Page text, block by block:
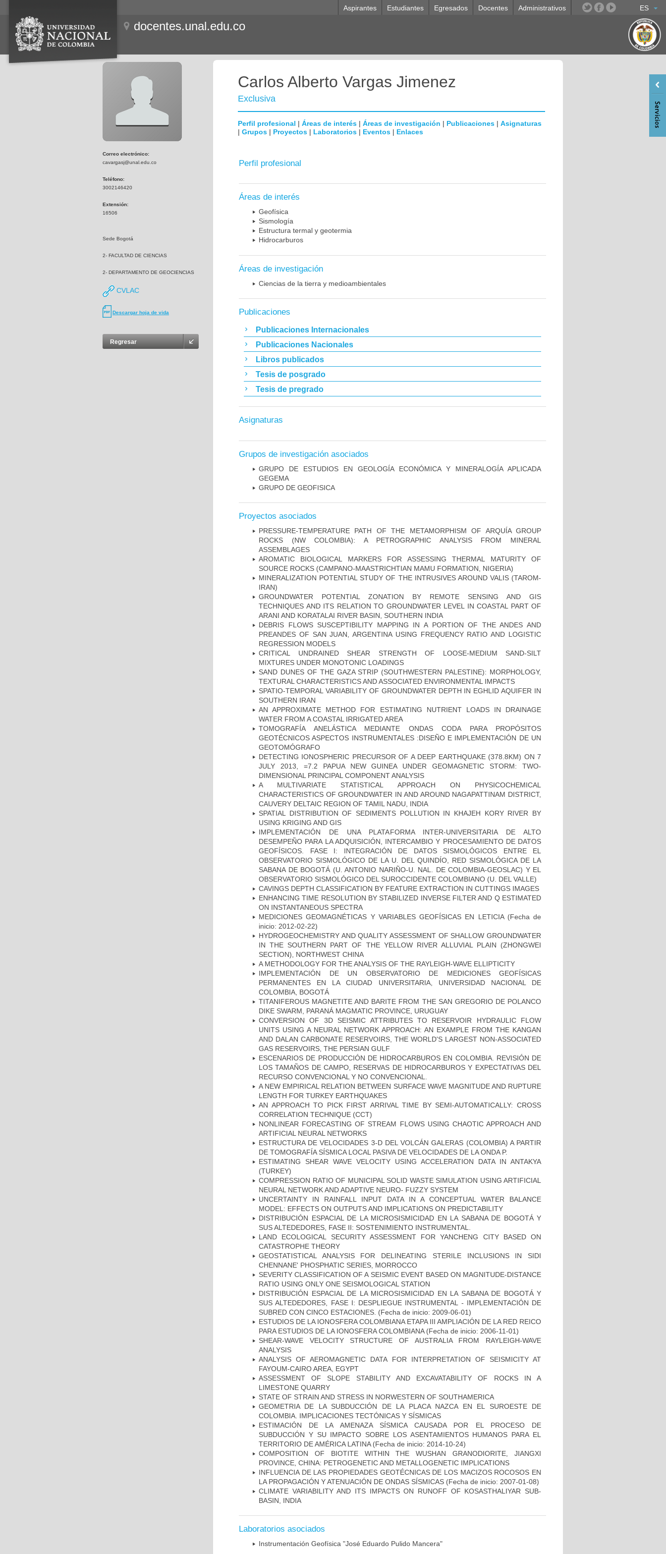
ES
Aspirantes Estudiantes Egresados Docentes Administrativos
docentes.unal.edu.co
Correo electrónico:
cavargasj@unal.edu.co
Teléfono:
3002146420
Extensión:
16506
Sede Bogotá
2- FACULTAD DE CIENCIAS
2- DEPARTAMENTO DE GEOCIENCIAS
CVLAC
Descargar hoja de vida
Regresar
Carlos Alberto Vargas Jimenez
Exclusiva
Perfil profesional | Áreas de interés | Áreas de investigación | Publicaciones | Asignaturas
| Grupos | Proyectos | Laboratorios | Eventos | Enlaces
Perfil profesional
Áreas de interés
Geofísica
Sismología
Estructura termal y geotermia
Hidrocarburos
Áreas de investigación
Ciencias de la tierra y medioambientales
Publicaciones
Publicaciones Internacionales
Publicaciones Nacionales
Libros publicados
Tesis de posgrado
Tesis de pregrado
Asignaturas
Grupos de investigación asociados
GRUPO DE ESTUDIOS EN GEOLOGÍA ECONÓMICA Y MINERALOGÍA APLICADA
GEGEMA
GRUPO DE GEOFISICA
Proyectos asociados
PRESSURE-TEMPERATURE PATH OF THE METAMORPHISM OF ARQUÍA GROUP
ROCKS (NW COLOMBIA): A PETROGRAPHIC ANALYSIS FROM MINERAL
ASSEMBLAGES
AROMATIC BIOLOGICAL MARKERS FOR ASSESSING THERMAL MATURITY OF
SOURCE ROCKS (CAMPANO-MAASTRICHTIAN MAMU FORMATION, NIGERIA)
MINERALIZATION POTENTIAL STUDY OF THE INTRUSIVES AROUND VALIS (TAROM-
IRAN)
GROUNDWATER POTENTIAL ZONATION BY REMOTE SENSING AND GIS
TECHNIQUES AND ITS RELATION TO GROUNDWATER LEVEL IN COASTAL PART OF
ARANI AND KORATALAI RIVER BASIN, SOUTHERN INDIA
DEBRIS FLOWS SUSCEPTIBILITY MAPPING IN A PORTION OF THE ANDES AND
PREANDES OF SAN JUAN, ARGENTINA USING FREQUENCY RATIO AND LOGISTIC
REGRESSION MODELS
CRITICAL UNDRAINED SHEAR STRENGTH OF LOOSE-MEDIUM SAND-SILT
MIXTURES UNDER MONOTONIC LOADINGS
SAND DUNES OF THE GAZA STRIP (SOUTHWESTERN PALESTINE): MORPHOLOGY,
TEXTURAL CHARACTERISTICS AND ASSOCIATED ENVIRONMENTAL IMPACTS
SPATIO-TEMPORAL VARIABILITY OF GROUNDWATER DEPTH IN EGHLID AQUIFER IN
SOUTHERN IRAN
AN APPROXIMATE METHOD FOR ESTIMATING NUTRIENT LOADS IN DRAINAGE
WATER FROM A COASTAL IRRIGATED AREA
TOMOGRAFÍA ANELÁSTICA MEDIANTE ONDAS CODA PARA PROPÓSITOS
GEOTÉCNICOS ASPECTOS INSTRUMENTALES :DISEÑO E IMPLEMENTACIÓN DE UN
GEOTOMÓGRAFO
DETECTING IONOSPHERIC PRECURSOR OF A DEEP EARTHQUAKE (378.8KM) ON 7
JULY 2013, =7.2 PAPUA NEW GUINEA UNDER GEOMAGNETIC STORM: TWO-
DIMENSIONAL PRINCIPAL COMPONENT ANALYSIS
A MULTIVARIATE STATISTICAL APPROACH ON PHYSICOCHEMICAL
CHARACTERISTICS OF GROUNDWATER IN AND AROUND NAGAPATTINAM DISTRICT,
CAUVERY DELTAIC REGION OF TAMIL NADU, INDIA
SPATIAL DISTRIBUTION OF SEDIMENTS POLLUTION IN KHAJEH KORY RIVER BY
USING KRIGING AND GIS
IMPLEMENTACIÓN DE UNA PLATAFORMA INTER-UNIVERSITARIA DE ALTO
DESEMPEÑO PARA LA ADQUISICIÓN, INTERCAMBIO Y PROCESAMIENTO DE DATOS
GEOFÍSICOS. FASE I: INTEGRACIÓN DE DATOS SISMOLÓGICOS ENTRE EL
OBSERVATORIO SISMOLÓGICO DE LA U. DEL QUINDÍO, RED SISMOLÓGICA DE LA
SABANA DE BOGOTÁ (U. ANTONIO NARIÑO-U. NAL. DE COLOMBIA-GEOSLAC) Y EL
OBSERVATORIO SISMOLÓGICO DEL SUROCCIDENTE COLOMBIANO (U. DEL VALLE)
CAVINGS DEPTH CLASSIFICATION BY FEATURE EXTRACTION IN CUTTINGS IMAGES
ENHANCING TIME RESOLUTION BY STABILIZED INVERSE FILTER AND Q ESTIMATED
ON INSTANTANEOUS SPECTRA
MEDICIONES GEOMAGNÉTICAS Y VARIABLES GEOFÍSICAS EN LETICIA (Fecha de
inicio: 2012-02-22)
HYDROGEOCHEMISTRY AND QUALITY ASSESSMENT OF SHALLOW GROUNDWATER
IN THE SOUTHERN PART OF THE YELLOW RIVER ALLUVIAL PLAIN (ZHONGWEI
SECTION), NORTHWEST CHINA
A METHODOLOGY FOR THE ANALYSIS OF THE RAYLEIGH-WAVE ELLIPTICITY
IMPLEMENTACIÓN DE UN OBSERVATORIO DE MEDICIONES GEOFÍSICAS
PERMANENTES EN LA CIUDAD UNIVERSITARIA, UNIVERSIDAD NACIONAL DE
COLOMBIA, BOGOTÁ
TITANIFEROUS MAGNETITE AND BARITE FROM THE SAN GREGORIO DE POLANCO
DIKE SWARM, PARANÁ MAGMATIC PROVINCE, URUGUAY
CONVERSION OF 3D SEISMIC ATTRIBUTES TO RESERVOIR HYDRAULIC FLOW
UNITS USING A NEURAL NETWORK APPROACH: AN EXAMPLE FROM THE KANGAN
AND DALAN CARBONATE RESERVOIRS, THE WORLD'S LARGEST NON-ASSOCIATED
GAS RESERVOIRS, THE PERSIAN GULF
ESCENARIOS DE PRODUCCIÓN DE HIDROCARBUROS EN COLOMBIA. REVISIÓN DE
LOS TAMAÑOS DE CAMPO, RESERVAS DE HIDROCARBUROS Y EXPECTATIVAS DEL
RECURSO CONVENCIONAL Y NO CONVENCIONAL.
A NEW EMPIRICAL RELATION BETWEEN SURFACE WAVE MAGNITUDE AND RUPTURE
LENGTH FOR TURKEY EARTHQUAKES
AN APPROACH TO PICK FIRST ARRIVAL TIME BY SEMI-AUTOMATICALLY: CROSS
CORRELATION TECHNIQUE (CCT)
NONLINEAR FORECASTING OF STREAM FLOWS USING CHAOTIC APPROACH AND
ARTIFICIAL NEURAL NETWORKS
ESTRUCTURA DE VELOCIDADES 3-D DEL VOLCÁN GALERAS (COLOMBIA) A PARTIR
DE TOMOGRAFÍA SÍSMICA LOCAL PASIVA DE VELOCIDADES DE LA ONDA P.
ESTIMATING SHEAR WAVE VELOCITY USING ACCELERATION DATA IN ANTAKYA
(TURKEY)
COMPRESSION RATIO OF MUNICIPAL SOLID WASTE SIMULATION USING ARTIFICIAL
NEURAL NETWORK AND ADAPTIVE NEURO- FUZZY SYSTEM
UNCERTAINTY IN RAINFALL INPUT DATA IN A CONCEPTUAL WATER BALANCE
MODEL: EFFECTS ON OUTPUTS AND IMPLICATIONS ON PREDICTABILITY
DISTRIBUCIÓN ESPACIAL DE LA MICROSISMICIDAD EN LA SABANA DE BOGOTÁ Y
SUS ALTEDEDORES, FASE II: SOSTENIMIENTO INSTRUMENTAL.
LAND ECOLOGICAL SECURITY ASSESSMENT FOR YANCHENG CITY BASED ON
CATASTROPHE THEORY
GEOSTATISTICAL ANALYSIS FOR DELINEATING STERILE INCLUSIONS IN SIDI
CHENNANE' PHOSPHATIC SERIES, MORROCCO
SEVERITY CLASSIFICATION OF A SEISMIC EVENT BASED ON MAGNITUDE-DISTANCE
RATIO USING ONLY ONE SEISMOLOGICAL STATION
DISTRIBUCIÓN ESPACIAL DE LA MICROSISMICIDAD EN LA SABANA DE BOGOTÁ Y
SUS ALTEDEDORES, FASE I: DESPLIEGUE INSTRUMENTAL - IMPLEMENTACIÓN DE
SUBRED CON CINCO ESTACIONES. (Fecha de inicio: 2009-06-01)
ESTUDIOS DE LA IONOSFERA COLOMBIANA ETAPA III AMPLIACIÓN DE LA RED REICO
PARA ESTUDIOS DE LA IONOSFERA COLOMBIANA (Fecha de inicio: 2006-11-01)
SHEAR-WAVE VELOCITY STRUCTURE OF AUSTRALIA FROM RAYLEIGH-WAVE
ANALYSIS
ANALYSIS OF AEROMAGNETIC DATA FOR INTERPRETATION OF SEISMICITY AT
FAYOUM-CAIRO AREA, EGYPT
ASSESSMENT OF SLOPE STABILITY AND EXCAVATABILITY OF ROCKS IN A
LIMESTONE QUARRY
STATE OF STRAIN AND STRESS IN NORWESTERN OF SOUTHAMERICA
GEOMETRIA DE LA SUBDUCCIÓN DE LA PLACA NAZCA EN EL SUROESTE DE
COLOMBIA. IMPLICACIONES TECTÓNICAS Y SÍSMICAS
ESTIMACIÓN DE LA AMENAZA SÍSMICA CAUSADA POR EL PROCESO DE
SUBDUCCIÓN Y SU IMPACTO SOBRE LOS ASENTAMIENTOS HUMANOS PARA EL
TERRITORIO DE AMÉRICA LATINA(Fecha de inicio: 2014-10-24)
COMPOSITION OF BIOTITE WITHIN THE WUSHAN GRANODIORITE, JIANGXI
PROVINCE, CHINA: PETROGENETIC AND METALLOGENETIC IMPLICATIONS
INFLUENCIA DE LAS PROPIEDADES GEOTÉCNICAS DE LOS MACIZOS ROCOSOS EN
LA PROPAGACIÓN Y ATENUACIÓN DE ONDAS SÍSMICAS (Fecha de inicio: 2007-01-08)
CLIMATE VARIABILITY AND ITS IMPACTS ON RUNOFF OF KOSASTHALIYAR SUB-
BASIN, INDIA
Laboratorios asociados
Instrumentación Geofísica "José Eduardo Pulido Mancera"